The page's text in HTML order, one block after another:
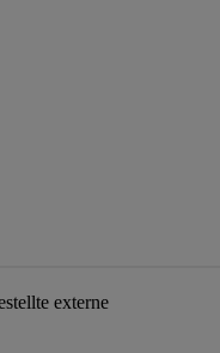
externe